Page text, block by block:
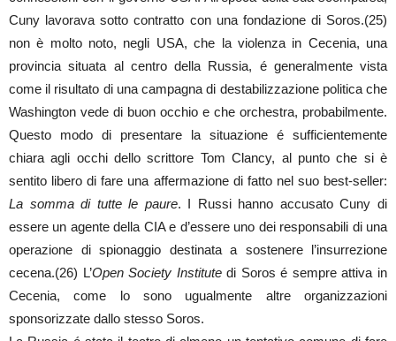
Cuny lavorava sotto contratto con una fondazione di Soros.(25)
non è molto noto, negli USA, che la violenza in Cecenia, una
provincia situata al centro della Russia, é generalmente vista
come il risultato di una campagna di destabilizzazione politica che
Washington vede di buon occhio e che orchestra, probabilmente.
Questo modo di presentare la situazione é sufficientemente
chiara agli occhi dello scrittore Tom Clancy, al punto che si è
sentito libero di fare una affermazione di fatto nel suo best-seller:
La somma di tutte le paure. I Russi hanno accusato Cuny di
essere un agente della CIA e d’essere uno dei responsabili di una
operazione di spionaggio destinata a sostenere l’insurrezione
cecena.(26) L’Open Society Institutedi Soros é sempre attiva in
Cecenia, come lo sono ugualmente altre organizzazioni
sponsorizzate dallo stesso Soros.